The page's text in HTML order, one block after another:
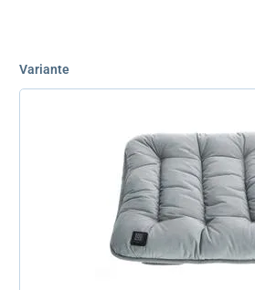
Variante